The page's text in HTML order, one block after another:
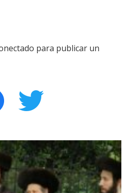
para publicar un
twitter